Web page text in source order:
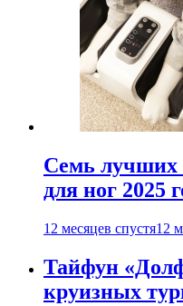
Семь лучших
для ног 2025
12 месяцев спустя12
Тайфун
круизных